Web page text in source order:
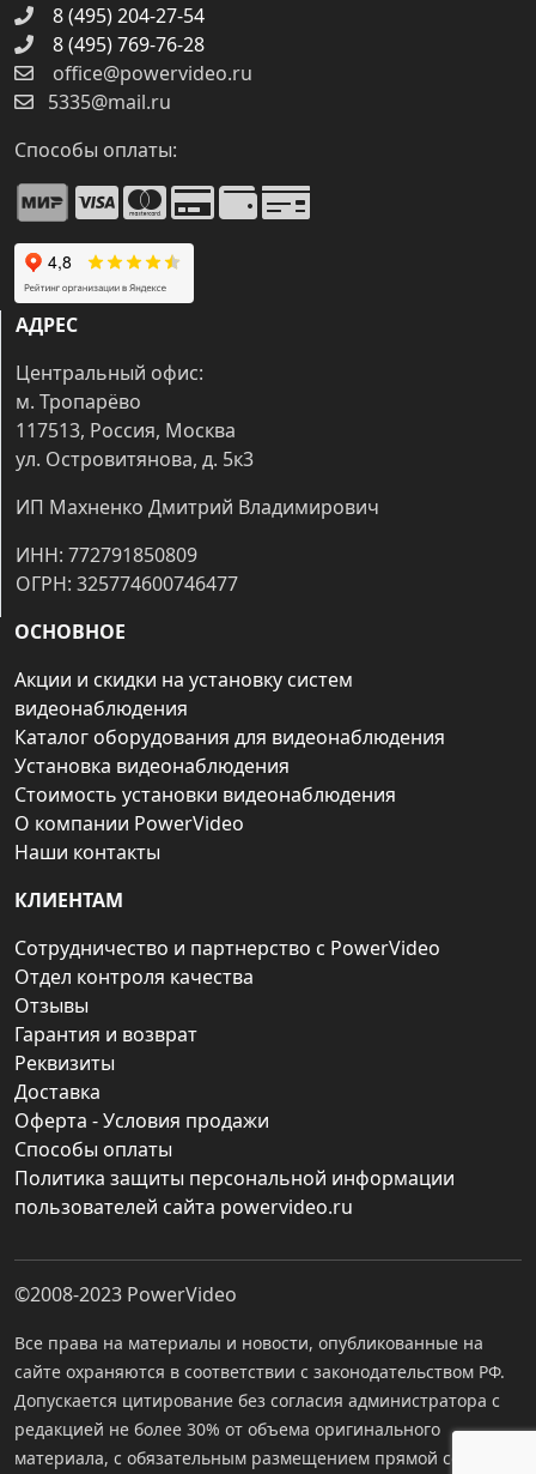
8 (495) 204-27-54
8 (495) 769-76-28
office@powervideo.ru
5335@mail.ru
Способы оплаты:
АДРЕС
Центральный офис:
м. Тропарёво
117513, Россия, Москва
ул. Островитянова, д. 5к3
ИП Махненко Дмитрий Владимирович
ИНН: 772791850809
ОГРН: 325774600746477
ОСНОВНОЕ
Акции и скидки на установку систем
видеонаблюдения
Каталог оборудования для видеонаблюдения
Установка видеонаблюдения
Стоимость установки видеонаблюдения
О компании PowerVideo
Наши контакты
КЛИЕНТАМ
Сотрудничество и партнерство с PowerVideo
Отдел контроля качества
Отзывы
Гарантия и возврат
Реквизиты
Доставка
Оферта - Условия продажи
Способы оплаты
Политика защиты персональной информации
пользователей сайта powervideo.ru
©2008-2023 PowerVideo
Все права на материалы и новости, опубликованные на
сайте охраняются в соответствии с законодательством РФ.
Допускается цитирование без согласия администратора с
редакцией не более 30% от объема оригинального
материала, с обязательным размещением прямой ссылки